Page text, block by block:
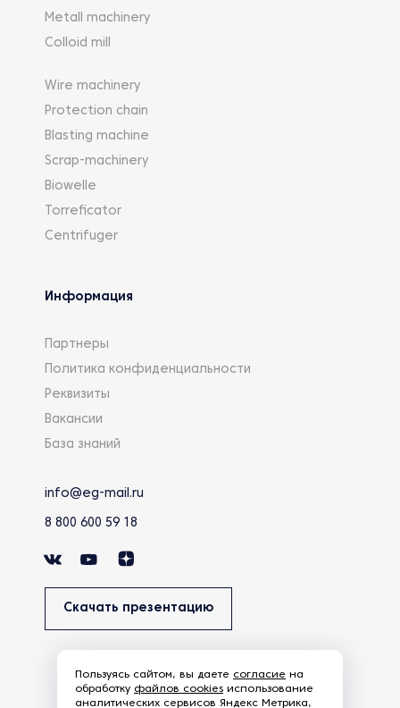
Metall machinery
Colloid mill
Wire machinery
Protection chain
Blasting machine
Scrap-machinery
Biowelle
Torreficator
Centrifuger
Информация
Партнеры
Политика конфиденциальности
Реквизиты
Вакансии
База знаний
info@eg-mail.ru
8 800 600 59 18
Скачать презентацию
Пользуясь сайтом, вы даете согласие на
обработку файлов cookies использование
аналитических сервисов Яндекс Метрика,